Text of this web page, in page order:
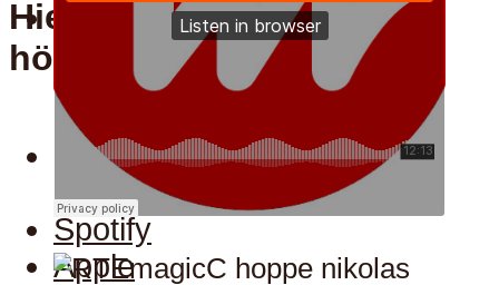
Hier kann man uns auch
hören:
Hier kann man uns auch
hören:
Spotify
Apple